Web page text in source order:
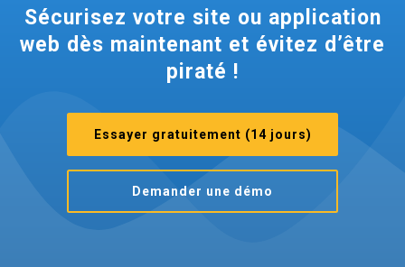
Sécurisez votre site ou application
web dès maintenant et évitez d’être
piraté !
Essayer gratuitement (14 jours)
Demander une démo